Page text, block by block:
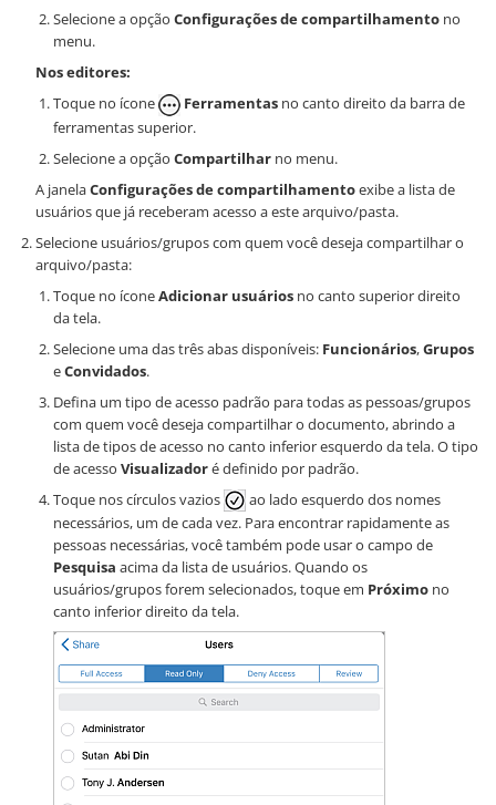
Selecione a opção Configurações de compartilhamento no
menu.
Nos editores:
Toque no ícone
Ferramentas no canto direito da barra de
ferramentas superior.
Selecione a opção Compartilhar no menu.
A janelaConfigurações de compartilhamentoexibe a lista de
usuários que já receberam acesso a este arquivo/pasta.
Selecione usuários/grupos com quem você deseja compartilhar o
arquivo/pasta:
Toque no íconeAdicionar usuários no canto superior direito
da tela.
Selecione uma das três abas disponíveis: Funcionários,Grupos
eConvidados.
Defina um tipo de acesso padrão para todas as pessoas/grupos
com quem você deseja compartilhar o documento, abrindo a
lista de tipos de acesso no canto inferior esquerdo da tela. O tipo
de acesso Visualizadoré definido por padrão.
Toque nos círculos vazios
ao lado esquerdo dos nomes
necessários, um de cada vez. Para encontrar rapidamente as
pessoas necessárias, você também pode usar o campo de
Pesquisa acima da lista de usuários. Quando os
usuários/grupos forem selecionados, toque em Próximo no
canto inferior direito da tela.